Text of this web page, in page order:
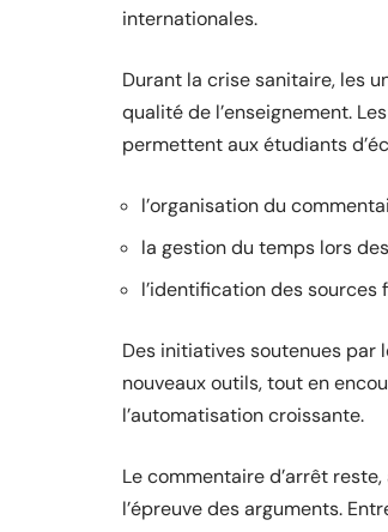
internationales.
Durant la crise sanitaire, les
qualité de l’enseignement.
permettent aux étudiants
l’organisation du
la gestion du temps lors
l’identification des
Des initiatives soutenues par
nouveaux outils, tout en
l’automatisation croissante.
Le commentaire d’arrêt
l’épreuve des arguments.